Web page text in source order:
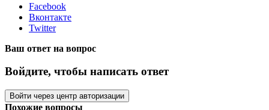
Facebook
Вконтакте
Twitter
Ваш ответ на вопрос
Войдите, чтобы написать ответ
Войти через центр авторизации
Похожие вопросы